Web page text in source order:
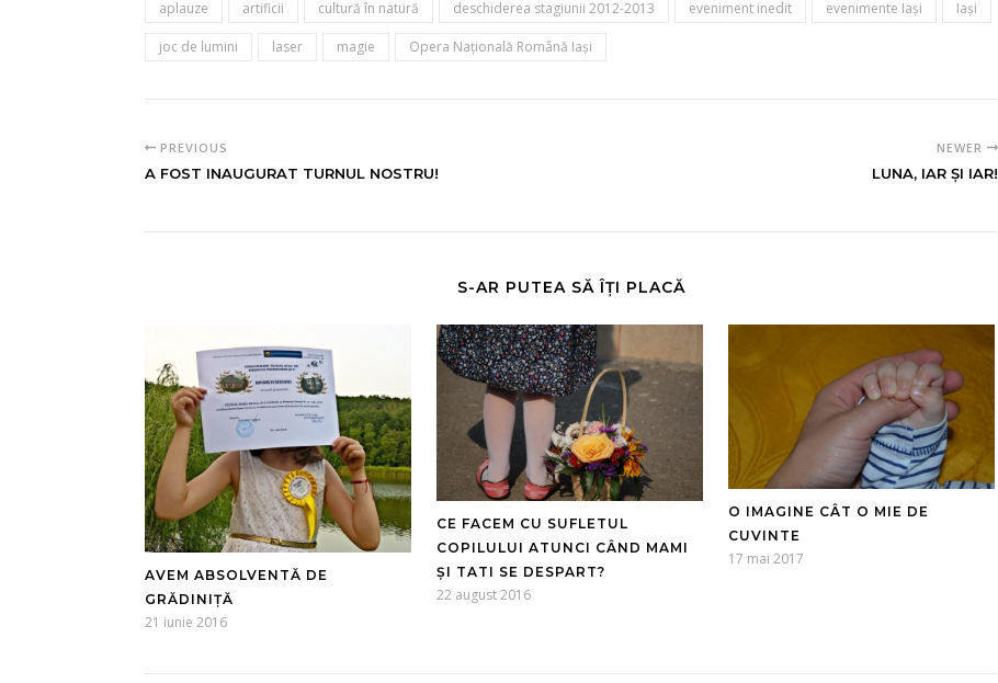
aplauze artificii cultură în natură deschiderea stagiunii 2012-2013 eveniment inedit evenimente Iaşi Iaşi
joc de lumini laser magie Opera Naţională Română Iaşi
PREVIOUS
A FOST INAUGURAT TURNUL NOSTRU!
NEWER
LUNA, IAR ȘI IAR!
S-AR PUTEA SĂ ÎȚI PLACĂ
AVEM ABSOLVENTĂ DE
GRĂDINIȚĂ
21 iunie 2016
CE FACEM CU SUFLETUL
COPILULUI ATUNCI CÂND MAMI
ȘI TATI SE DESPART?
22 august 2016
O IMAGINE CÂT O MIE DE
CUVINTE
17 mai 2017